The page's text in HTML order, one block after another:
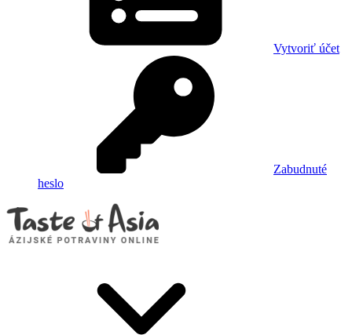
Vytvoriť účet
Zabudnuté
heslo